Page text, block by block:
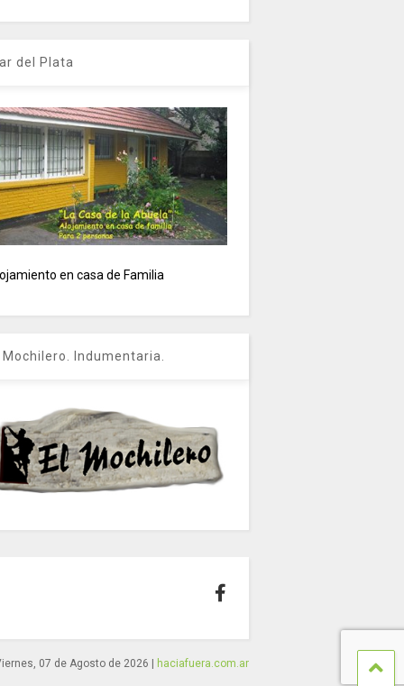
del Plata
en casa de Familia
Mochilero. Indumentaria.
07 de Agosto de 2026 haciafuera.com.ar